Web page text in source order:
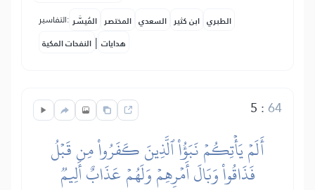
التفاسير: المُيسَّر المختصر السعدي ابن كثير الطبري
النفحات المكية | هدايات
5 :64
أَلَمۡ يَأۡتِكُمۡ نَبَؤُاْ ٱلَّذِينَ كَفَرُواْ مِن قَبۡلُ
فَذَاقُواْ وَبَالَ أَمۡرِهِمۡ وَلَهُمۡ عَذَابٌ أَلِيمٞ